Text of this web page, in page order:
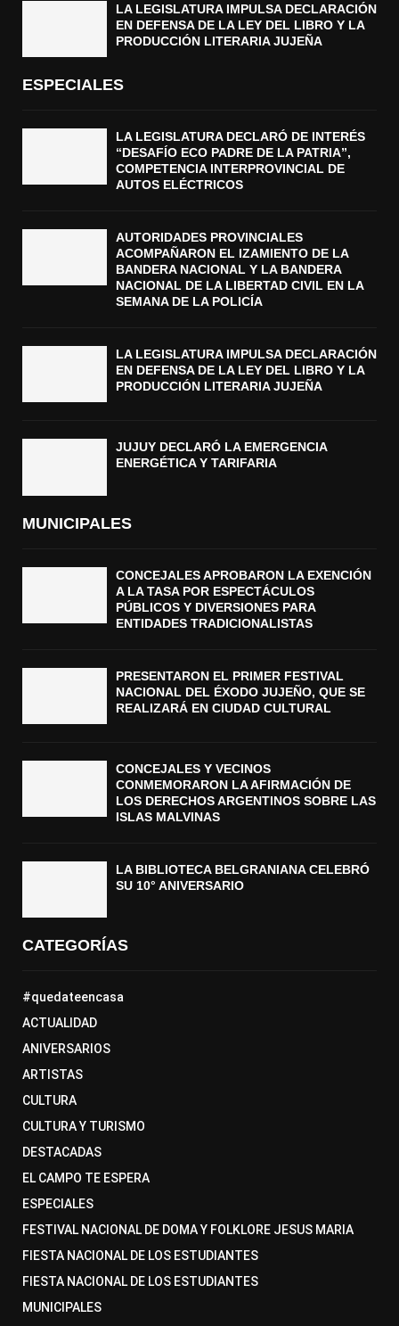
LA LEGISLATURA IMPULSA DECLARACIÓN
EN DEFENSA DE LA LEY DEL LIBRO Y LA
PRODUCCIÓN LITERARIA JUJEÑA
ESPECIALES
LA LEGISLATURA DECLARÓ DE INTERÉS
“DESAFÍO ECO PADRE DE LA PATRIA”,
COMPETENCIA INTERPROVINCIAL DE
AUTOS ELÉCTRICOS
AUTORIDADES PROVINCIALES
ACOMPAÑARON EL IZAMIENTO DE LA
BANDERA NACIONAL Y LA BANDERA
NACIONAL DE LA LIBERTAD CIVIL EN LA
SEMANA DE LA POLICÍA
LA LEGISLATURA IMPULSA DECLARACIÓN
EN DEFENSA DE LA LEY DEL LIBRO Y LA
PRODUCCIÓN LITERARIA JUJEÑA
JUJUY DECLARÓ LA EMERGENCIA
ENERGÉTICA Y TARIFARIA
MUNICIPALES
CONCEJALES APROBARON LA EXENCIÓN
A LA TASA POR ESPECTÁCULOS
PÚBLICOS Y DIVERSIONES PARA
ENTIDADES TRADICIONALISTAS
PRESENTARON EL PRIMER FESTIVAL
NACIONAL DEL ÉXODO JUJEÑO, QUE SE
REALIZARÁ EN CIUDAD CULTURAL
CONCEJALES Y VECINOS
CONMEMORARON LA AFIRMACIÓN DE
LOS DERECHOS ARGENTINOS SOBRE LAS
ISLAS MALVINAS
LA BIBLIOTECA BELGRANIANA CELEBRÓ
SU 10° ANIVERSARIO
CATEGORÍAS
#quedateencasa
ACTUALIDAD
ANIVERSARIOS
ARTISTAS
CULTURA
CULTURA Y TURISMO
DESTACADAS
EL CAMPO TE ESPERA
ESPECIALES
FESTIVAL NACIONAL DE DOMA Y FOLKLORE JESUS MARIA
FIESTA NACIONAL DE LOS ESTUDIANTES
FIESTA NACIONAL DE LOS ESTUDIANTES
MUNICIPALES